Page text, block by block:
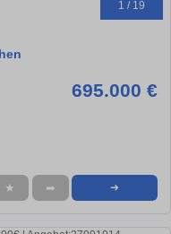
1 / 19
695.000 €
★ ➦ ➜